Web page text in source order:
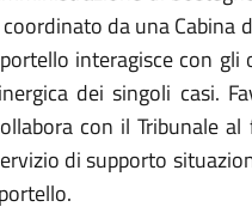
coordinato da una Cabina
interagisce con
dei singoli casi.
con il Tribunale
di supporto